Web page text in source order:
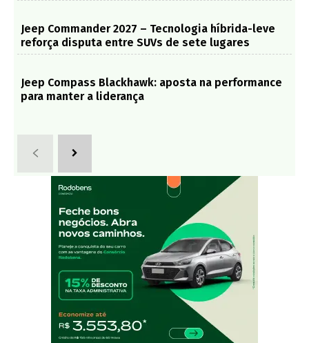
Jeep Commander 2027 – Tecnologia híbrida-leve
reforça disputa entre SUVs de sete lugares
Jeep Compass Blackhawk: aposta na performance
para manter a liderança